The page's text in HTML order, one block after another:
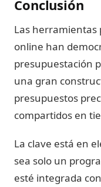
Conclusión
Las herramientas
online han
presupuestación
una gran
presupuestos
compartidos en
La clave está en
sea solo un
esté integrada